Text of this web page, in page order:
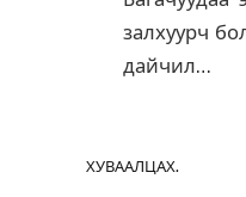
залхуурч
дайчил…
ХУВААЛЦАХ.